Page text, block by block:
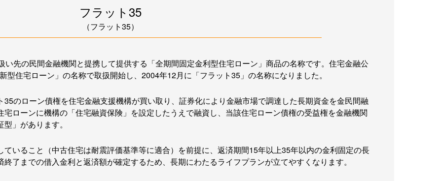
フラット35
（フラット35）
先の民間金融機関と提携して提供する「全期間固定金利型住宅ローン」商品の名称です。住宅金融公
住宅ローン」の名称で取扱開始し、2004年12月に「フラット35」の名称になりました。
のローン債権を住宅金融支援機構が買い取り、証券化により金融市場で調達した長期資金を金民間融
ローンに機構の「住宅融資保険」を設定したうえで融資し、当該住宅ローン債権の受益権を金融機関
」があります。
いること（中古住宅は耐震評価基準等に適合）を前提に、返済期間15年以上35年以内の金利固定の長
了までの借入金利と返済額が確定するため、長期にわたるライフプランが立てやすくなります。